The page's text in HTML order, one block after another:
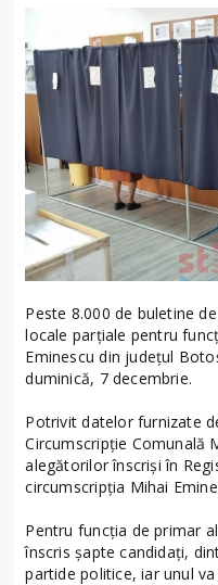
Peste 8.000 de buletine
locale parțiale pentru
Eminescu din județul
duminică, 7 decembrie.
Potrivit datelor furnizate
Circumscripție Comunală
alegătorilor înscriși în
circumscripția Mihai
Pentru funcția de primar
înscris șapte candidați,
partide politice, iar unul